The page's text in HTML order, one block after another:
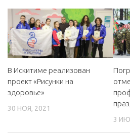
МБУК «Искитимский городской
музей»
МБУ Парк культуры и отдыха им.
ДК «Россия»
Афиша
Независимая оценка качества
В Искитиме реализован
проект «Рисунки на
здоровье»
30 НОЯ, 2021
3